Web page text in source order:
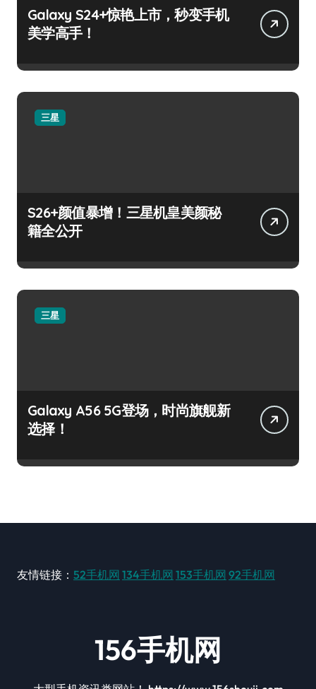
Galaxy S24+惊艳上市，秒变手机
美学高手！
三星
S26+颜值暴增！三星机皇美颜秘
籍全公开
三星
Galaxy A56 5G登场，时尚旗舰新
选择！
友情链接： 52手机网 134手机网 153手机网 92手机网
156手机网